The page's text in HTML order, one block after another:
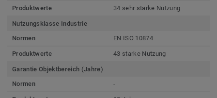
Produktwerte 34 sehr starke Nutzung
Nutzungsklasse Industrie
Normen
EN ISO 10874
Produktwerte 43 starke Nutzung
Garantie Objektbereich (Jahre)
Normen
-